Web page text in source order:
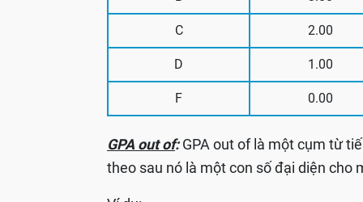
C 2.00
D 1.00
F 0.00
GPA out of:GPA out of là một cụm từ
theo sau nó là một con số đại diện cho